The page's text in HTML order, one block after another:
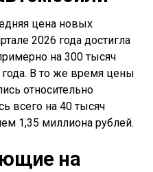
цена новых
2026 года достигла
на 300 тысяч
В то же время цены
относительно
всего на 40 тысяч
1,35 миллиона рублей.
на